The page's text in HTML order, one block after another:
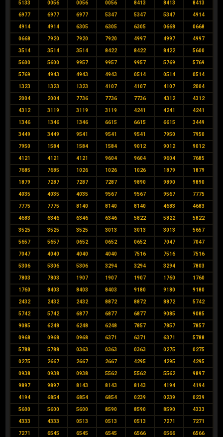
5133 0056 0056 0056 8413 8413 8413
6977 6977 6977 5347 5347 5347 4914
4914 4914 6305 6305 6305 0668 0668
0668 7920 7920 7920 4997 4997 4997
3514 3514 3514 8422 8422 8422 5600
5600 5600 9957 9957 9957 5769 5769
5769 4943 4943 4943 0514 0514 0514
1323 1323 1323 4107 4107 4107 2004
2004 2004 7736 7736 7736 4312 4312
4312 3119 3119 3119 4241 4241 4241
1346 1346 1346 6615 6615 6615 3449
3449 3449 9541 9541 9541 7950 7950
7950 1584 1584 1584 9012 9012 9012
4121 4121 4121 9604 9604 9604 7685
7685 7685 1026 1026 1026 1879 1879
1879 7287 7287 7287 9890 9890 9890
4035 4035 4035 9567 9567 9567 7775
7775 7775 8140 8140 8140 4683 4683
4683 6346 6346 6346 5822 5822 5822
3525 3525 3525 3013 3013 3013 5657
5657 5657 0652 0652 0652 7047 7047
7047 4040 4040 4040 7516 7516 7516
5306 5306 5306 3294 3294 3294 7803
7803 7803 1907 1907 1907 1760 1760
1760 8403 8403 8403 9180 9180 9180
2432 2432 2432 8872 8872 8872 5742
5742 5742 6877 6877 6877 9085 9085
9085 6248 6248 6248 7857 7857 7857
0968 0968 0968 6371 6371 6371 5788
5788 5788 0363 0363 0363 0275 0275
0275 2667 2667 2667 4295 4295 4295
0938 0938 0938 5562 5562 5562 9897
9897 9897 8143 8143 8143 4194 4194
4194 6854 6854 6854 0239 0239 0239
5600 5600 5600 8590 8590 8590 4333
4333 4333 0513 0513 0513 7271 7271
7271 6545 6545 6545 6566 6566 6566